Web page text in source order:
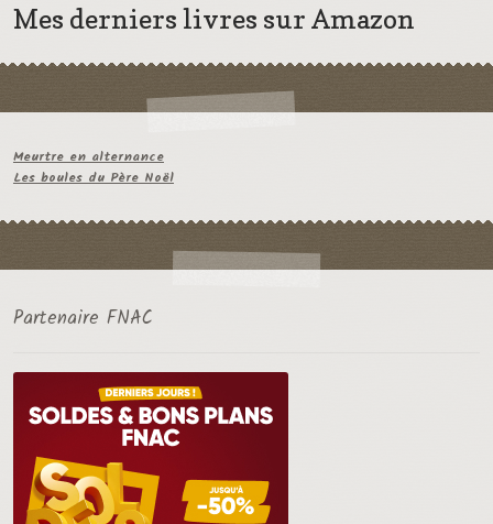
Mes derniers livres sur Amazon
Meurtre en alternance
Les boules du Père Noël
Partenaire FNAC